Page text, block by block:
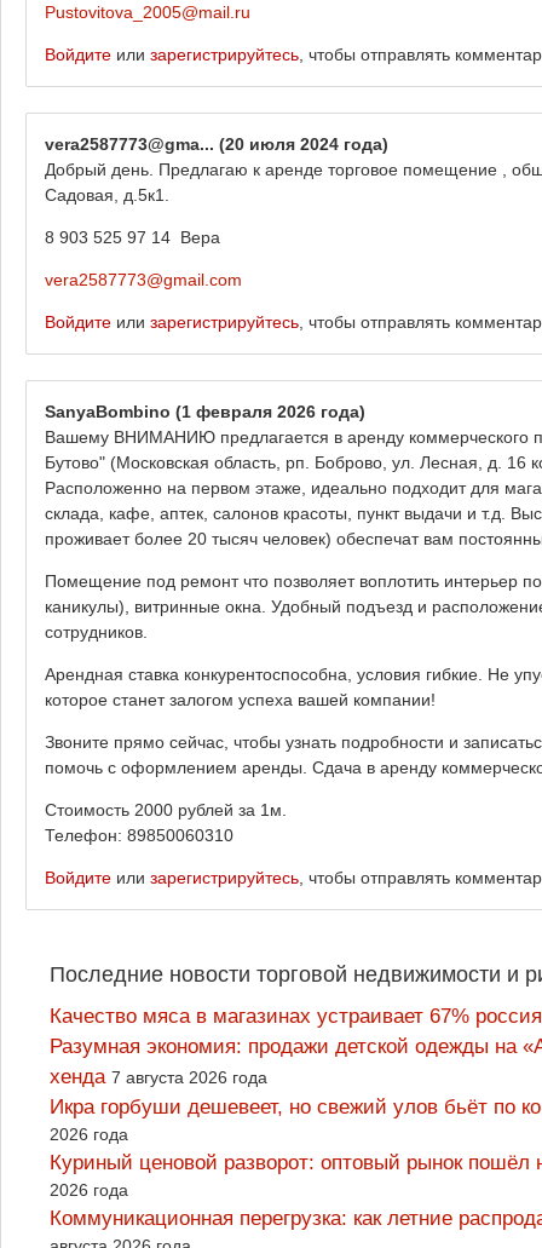
Pustovitova_2005@mail.ru
Войдите или зарегистрируйтесь , чтобы отправлять
vera2587773@gma... (20 июля 2024 года)
Добрый день. Предлагаю к аренде торговое помещение ,
Садовая, д.5к1.
8 903 525 97 14 Вера
vera2587773@gmail.com
Войдите или зарегистрируйтесь , чтобы отправлять
SanyaBombino (1 февраля 2026 года)
Вашему ВНИМАНИЮ предлагается в аренду коммерческого
Бутово" (Московская область, рп. Боброво, ул. Лесная, д.
Расположенно на первом этаже, идеально подходит для
склада, кафе, аптек, салонов красоты, пункт выдачи и т.д.
проживает более 20 тысяч человек) обеспечат вам
Помещение под ремонт что позволяет воплотить интерьер
каникулы), витринные окна. Удобный подъезд и
сотрудников.
Арендная ставка конкурентоспособна, условия гибкие. Не
которое станет залогом успеха вашей компании!
Звоните прямо сейчас, чтобы узнать подробности и
помочь с оформлением аренды. Сдача в аренду
Стоимость 2000 рублей за 1м.
Телефон: 89850060310
Войдите или зарегистрируйтесь , чтобы отправлять
Последние новости торговой недвижимости и
Качество мяса в магазинах устраивает 67%
Разумная экономия: продажи детской одежды на
хенда 7 августа 2026 года
Икра горбуши дешевеет, но свежий улов бьёт по
2026 года
Куриный ценовой разворот: оптовый рынок
2026 года
Коммуникационная перегрузка: как летние